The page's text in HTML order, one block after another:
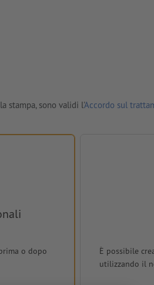
stampa, sono validi l'Accordo sul
o dopo
È possibile
utilizzando il